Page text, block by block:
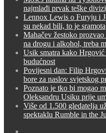
najmlađi prvak teške
Lennox Lewis o Furyju i
su nekad bili, to je sramota
Mahačev žestoko
na drogu i alkohol, treba
Usik smatra kako
budućnost
Povijesni dan: Filip
bore za naslov svjetskog
Poznato je tko bi mogao
Oleksandru Usiku prije
Više od 1.500 gledatelja
spektaklu Rumble in the